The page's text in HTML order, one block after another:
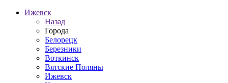
Ижевск
Назад
Города
Белорецк
Березники
Воткинск
Вятские Поляны
Ижевск